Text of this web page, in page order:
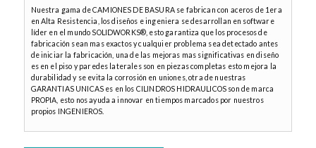
Nuestra gama de CAMIONES DE BASURA se fabrican con aceros de 1era
en Alta Resistencia, los diseños e ingeniera se desarrollan en software
líder en el mundo SOLIDWORKS®, esto garantiza que los procesos de
fabricación sean mas exactos y cualquier problema sea detectado antes
de iniciar la fabricación, una de las mejoras mas significativas en diseño
es en el piso y paredes laterales son en piezas completas esto mejora la
durabilidad y se evita la corrosión en uniones, otra de nuestras
GARANTIAS UNICAS es en los CILINDROS HIDRAULICOS son de marca
PROPIA, esto nos ayuda a innovar en tiempos marcados por nuestros
propios INGENIEROS.